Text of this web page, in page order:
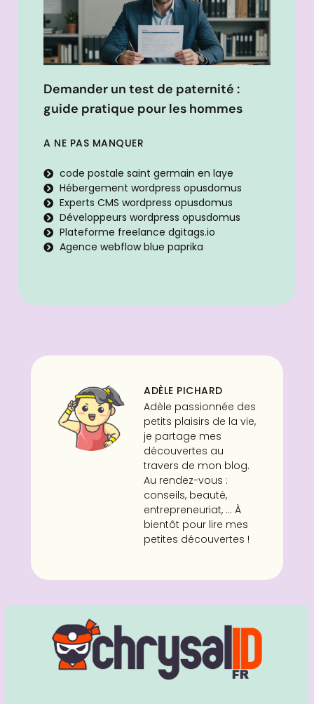
Demander un test de paternité :
guide pratique pour les hommes
A NE PAS MANQUER
code postale saint germain en laye
Hébergement wordpress opusdomus
Experts CMS wordpress opusdomus
Développeurs wordpress opusdomus
Plateforme freelance dgitags.io
Agence webflow blue paprika
ADÈLE PICHARD
Adèle passionnée des
petits plaisirs de la vie,
je partage mes
découvertes au
travers de mon blog.
Au rendez-vous :
conseils, beauté,
entrepreneuriat, ... À
bientôt pour lire mes
petites découvertes !